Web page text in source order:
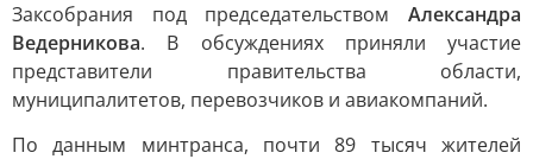
Заксобрания под председательством Александра
Ведерникова. В обсуждениях приняли участие
представители правительства области,
муниципалитетов, перевозчиков и авиакомпаний.
По данным минтранса, почти 89 тысяч жителей